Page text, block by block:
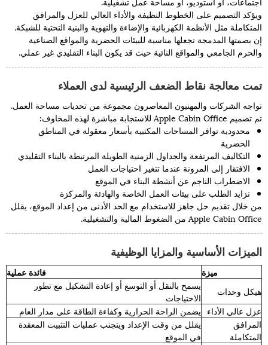
ويؤكد التصميم على الخطوط النظيفة والأداء العالي للعزل والمرافق
المتكاملة مثل الأنظمة الكهربائية والإضاءة والتهوية والبنية التحتية للشبكة.
إن بصمتها المدمجة تجعلها مناسبة للبيئات الحضرية والمواقع الصناعية
والحرم الجامعي والمواقع النائية حيث قد يكون البناء التقليدي غير عملي.
تمت معالجة نقاط الضعف الرئيسية لدى العملاء
تواجه الشركات والمهنيون المعاصرون مجموعة من تحديات مساحة العمل.
تم تصميم Apple Cabin Office للاستجابة مباشرة لهذه المخاوف:
محدودية توافر المساحات المكتبية بأسعار معقولة في المناطق
الحضرية
التكاليف المرتفعة والجداول الزمنية الطويلة المرتبطة بالبناء التقليدي
الافتقار إلى المرونة عندما تتغير احتياجات العمل
الاضطراب الناجم عن أنشطة البناء في الموقع
تزايد الطلب على بيئات العمل الخاصة والهادئة والمركزة
من خلال تقديم حل جاهز للاستخدام مع الحد الأدنى من إعداد الموقع، يقلل
Apple Cabin Office من الضغوط المالية والتشغيلية.
الميزات الأساسية والمزايا الوظيفية
ميزة
فائدة عملية
هيكل وحدات
يسمح بالنقل أو التوسع أو إعادة التشكيل مع تطور
الاحتياجات
عزل عالي الأداء يضمن الراحة الحرارية وكفاءة الطاقة على مدار العام
المرافق
المتكاملة
يقلل من وقت الإعداد ويتجنب عمليات التثبيت المعقدة
في الموقع